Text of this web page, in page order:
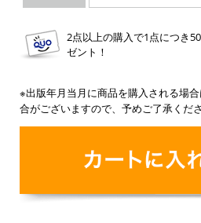
2点以上の購入で1点につき
ゼント！
※出版年月当月に商品を購入される場
合がございますので、予めご了承くだ